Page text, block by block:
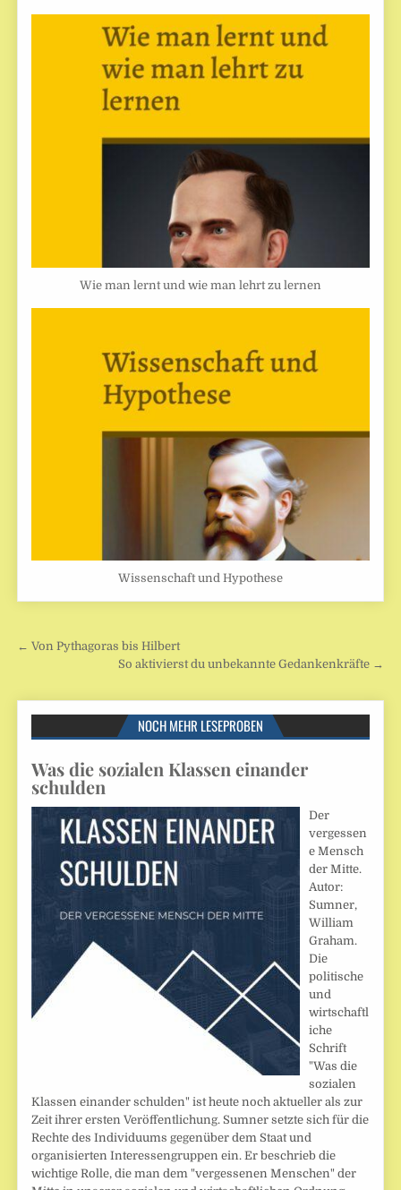
Wie man lernt und wie man lehrt zu lernen
Wissenschaft und Hypothese
Beitragsnavigation
← Von Pythagoras bis Hilbert
So aktivierst du unbekannte Gedankenkräfte →
NOCH MEHR LESEPROBEN
Was die sozialen Klassen einander
schulden
Der
vergessen
e Mensch
der Mitte.
Autor:
Sumner,
William
Graham.
Die
politische
und
wirtschaftl
iche
Schrift
"Was die
sozialen
Klassen einander schulden" ist heute noch aktueller als zur
Zeit ihrer ersten Veröffentlichung. Sumner setzte sich für die
Rechte des Individuums gegenüber dem Staat und
organisierten Interessengruppen ein. Er beschrieb die
wichtige Rolle, die man dem "vergessenen Menschen" der